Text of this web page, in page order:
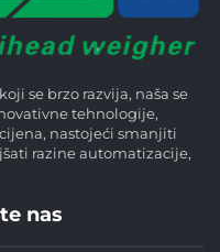
se brzo razvija, naša se
tehnologije,
nastojeći smanjiti
razine automatizacije,
nas